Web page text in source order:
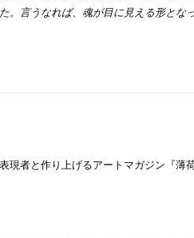
。言うなれば、魂が目に見える形とな
現者と作り上げるアートマガジン『